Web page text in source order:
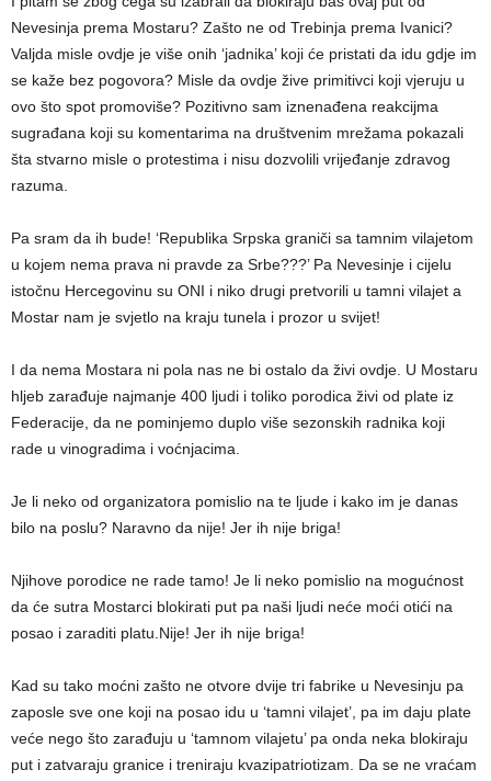
Nevesinja prema Mostaru? Zašto ne od Trebinja prema Ivanici?
Valjda misle ovdje je više onih ‘jadnika’ koji će pristati da idu gdje im
se kaže bez pogovora? Misle da ovdje žive primitivci koji vjeruju u
ovo što spot promoviše? Pozitivno sam iznenađena reakcijma
sugrađana koji su komentarima na društvenim mrežama pokazali
šta stvarno misle o protestima i nisu dozvolili vrijeđanje zdravog
razuma.
Pa sram da ih bude! ‘Republika Srpska graniči sa tamnim vilajetom
u kojem nema prava ni pravde za Srbe???’ Pa Nevesinje i cijelu
istočnu Hercegovinu su ONI i niko drugi pretvorili u tamni vilajet a
Mostar nam je svjetlo na kraju tunela i prozor u svijet!
I da nema Mostara ni pola nas ne bi ostalo da živi ovdje. U Mostaru
hljeb zarađuje najmanje 400 ljudi i toliko porodica živi od plate iz
Federacije, da ne pominjemo duplo više sezonskih radnika koji
rade u vinogradima i voćnjacima.
Je li neko od organizatora pomislio na te ljude i kako im je danas
bilo na poslu? Naravno da nije! Jer ih nije briga!
Njihove porodice ne rade tamo! Je li neko pomislio na mogućnost
da će sutra Mostarci blokirati put pa naši ljudi neće moći otići na
posao i zaraditi platu.Nije! Jer ih nije briga!
Kad su tako moćni zašto ne otvore dvije tri fabrike u Nevesinju pa
zaposle sve one koji na posao idu u ‘tamni vilajet’, pa im daju plate
veće nego što zarađuju u ‘tamnom vilajetu’ pa onda neka blokiraju
put i zatvaraju granice i treniraju kvazipatriotizam. Da se ne vraćam